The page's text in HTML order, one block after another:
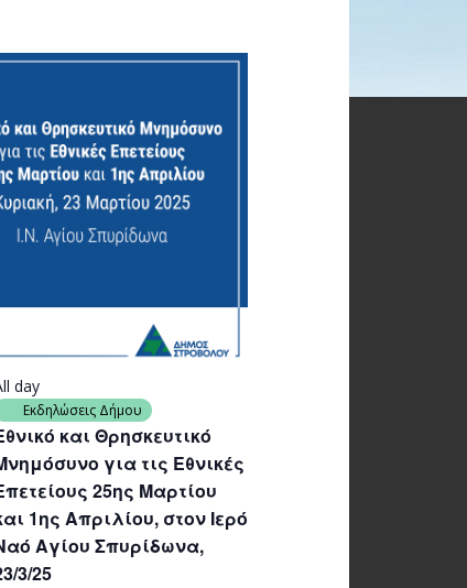
και Θρησκευτικό
για τις Εθνικές
25ης Μαρτίου
1ης Απριλίου, στον Ιερό
Αγίου Σπυρίδωνα,
3/25
day
Εκδηλώσεις Δήμου